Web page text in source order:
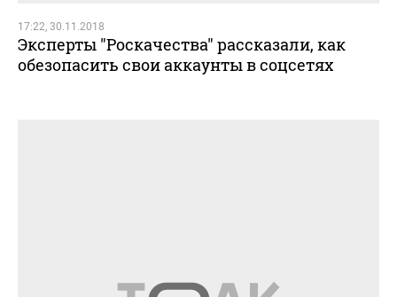
17:22, 30.11.2018
Эксперты "Роскачества" рассказали, как
обезопасить свои аккаунты в соцсетях